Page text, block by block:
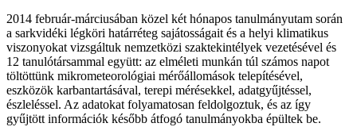
2014 február-márciusában közel két hónapos tanulmányutam során
a sarkvidéki légköri határréteg sajátosságait és a helyi klimatikus
viszonyokat vizsgáltuk nemzetközi szaktekintélyek vezetésével és
12 tanulótársammal együtt: az elméleti munkán túl számos napot
töltöttünk mikrometeorológiai mérőállomások telepítésével,
eszközök karbantartásával, terepi mérésekkel, adatgyűjtéssel,
észleléssel. Az adatokat folyamatosan feldolgoztuk, és az így
gyűjtött információk később átfogó tanulmányokba épültek be.